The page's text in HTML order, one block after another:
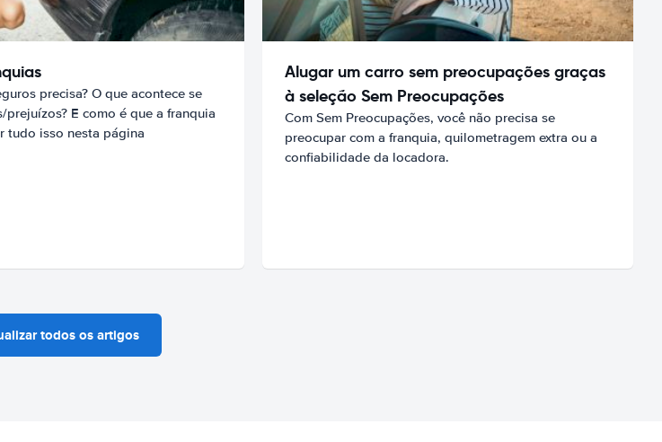
precisa? O que acontece se
prejuízos? E como é que a franquia
tudo isso nesta página
Alugar um carro sem preocupações graças
à seleção Sem Preocupações
Com Sem Preocupações, você não precisa se
preocupar com a franquia, quilometragem extra ou a
confiabilidade da locadora.
todos os artigos